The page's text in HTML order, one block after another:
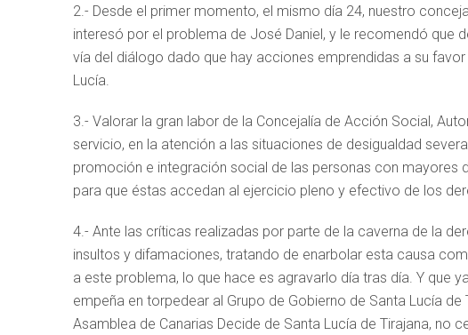
2.- Desde el primer momento, el mismo día 24, nuestro
interesó por el problema de José Daniel, y le recomendó que
vía del diálogo dado que hay acciones emprendidas a su
Lucía.
3.- Valorar la gran labor de la Concejalía de Acción Social,
servicio, en la atención a las situaciones de desigualdad
promoción e integración social de las personas con mayores
para que éstas accedan al ejercicio pleno y efectivo de los
4.- Ante las críticas realizadas por parte de la caverna de la
insultos y difamaciones, tratando de enarbolar esta causa
a este problema, lo que hace es agravarlo día tras día. Y que
empeña en torpedear al Grupo de Gobierno de Santa Lucía
Asamblea de Canarias Decide de Santa Lucía de Tirajana, no